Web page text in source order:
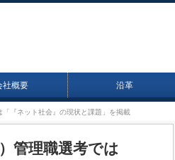
社概要 沿革
『ネット社会』の現状と課題」を掲載
管理職選考では